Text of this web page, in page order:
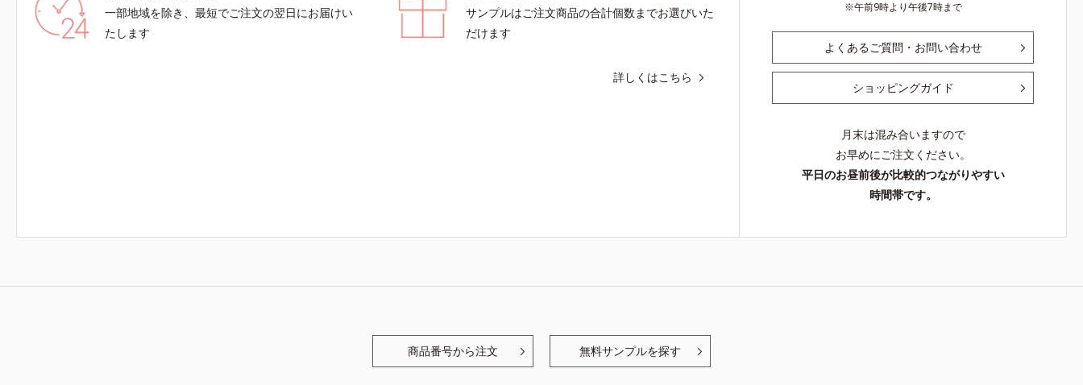
一部地域を除き、最短でご注文の翌日にお届けい
たします
サンプルはご注文商品の合計個数までお選びいた
だけます
詳しくはこちら
午前9時より午後7時まで
よくあるご質問・お問い合わせ
ショッピングガイド
月末は混み合いますので
お早めにご注文ください。
平日のお昼前後が比較的つながりやすい
時間帯です。
商品番号から注文 無料サンプルを探す